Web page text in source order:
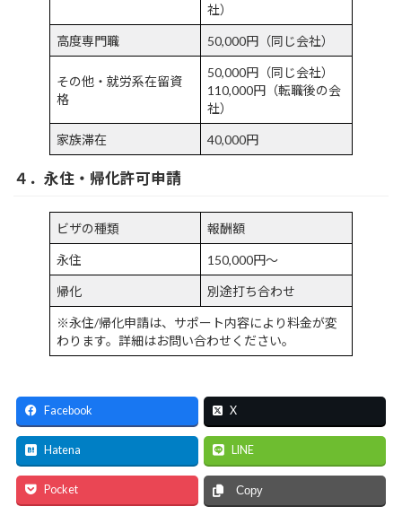
社）
高度専門職 50,000円（同じ会社）
その他・就労系在留資
格
50,000円（同じ会社）
110,000円（転職後の会
社）
家族滞在 40,000円
４．永住・帰化許可申請
ビザの種類 報酬額
永住 150,000円～
帰化 別途打ち合わせ
※永住/帰化申請は、サポート内容により料金が変
わります。詳細はお問い合わせください。
Facebook X
Hatena LINE
Pocket Copy